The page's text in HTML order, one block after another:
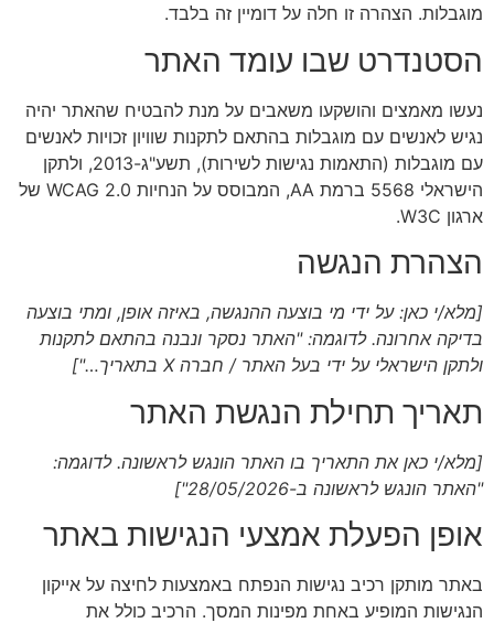
מוגבלות. הצהרה זו חלה על דומיין זה בלבד.
הסטנדרט שבו עומד האתר
נעשו מאמצים והושקעו משאבים על מנת להבטיח שהאתר יהיה
נגיש לאנשים עם מוגבלות בהתאם לתקנות שוויון זכויות לאנשים
עם מוגבלות (התאמות נגישות לשירות), תשע"ג-2013, ולתקן
הישראלי 5568 ברמת AA, המבוסס על הנחיות WCAG 2.0 של
ארגון W3C.
הצהרת הנגשה
[מלא/י כאן: על ידי מי בוצעה ההנגשה, באיזה אופן, ומתי בוצעה
בדיקה אחרונה. לדוגמה: "האתר נסקר ונבנה בהתאם לתקנות
ולתקן הישראלי על ידי בעל האתר / חברה X בתאריך…"]
תאריך תחילת הנגשת האתר
[מלא/י כאן את התאריך בו האתר הונגש לראשונה. לדוגמה:
"האתר הונגש לראשונה ב-28/05/2026"]
אופן הפעלת אמצעי הנגישות באתר
באתר מותקן רכיב נגישות הנפתח באמצעות לחיצה על אייקון
הנגישות המופיע באחת מפינות המסך. הרכיב כולל את